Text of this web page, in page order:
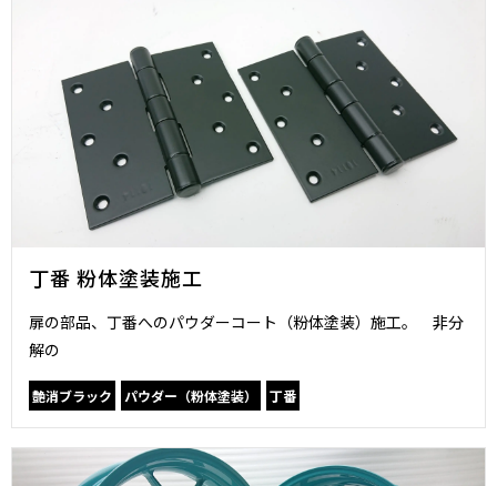
丁番 粉体塗装施工
扉の部品、丁番へのパウダーコート（粉体塗装）施工。 非分
解の
艶消ブラック パウダー（粉体塗装） 丁番